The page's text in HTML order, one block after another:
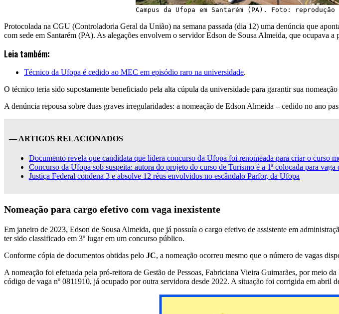
Campus da Ufopa em Santarém (PA). Foto: reprodução
Protocolada na CGU (Controladoria Geral da União) na semana passada (dia 12) uma denúncia que
com sede em Santarém (PA). As alegações envolvem o servidor Edson de Sousa Almeida, que ocupava
Leia também:
Técnico da Ufopa é cedido ao MEC em episódio raro na universidade.
O técnico teria sido supostamente beneficiado pela alta cúpula da universidade para garantir sua
A denúncia repousa sobre duas graves irregularidades: a nomeação de Edson Almeida – cedido no ano
— ARTIGOS RELACIONADOS
Documento revela que candidata que lidera concurso da Ufopa foi renomeada para criar o curso
Concurso da Ufopa sob suspeita: autora do projeto do curso de Turismo é a 1ª colocada para vaga
Justiça Federal condena 3 e absolve 12 réus envolvidos no escândalo Parfor, da Ufopa
Nomeação para cargo efetivo com vaga inexistente
Em janeiro de 2023, Edson de Sousa Almeida, que já possuía o cargo efetivo de assistente em
ter sido classificado em 3º lugar em um concurso público.
Conforme cópia de documentos obtidas pelo JC, a nomeação ocorreu mesmo que o número de vagas
A nomeação foi efetuada pela pró-reitora de Gestão de Pessoas, Fabriciana Vieira Guimarães, por meio
código de vaga nº 0811910, já ocupado por outra servidora desde 2022. A situação foi corrigida em abril